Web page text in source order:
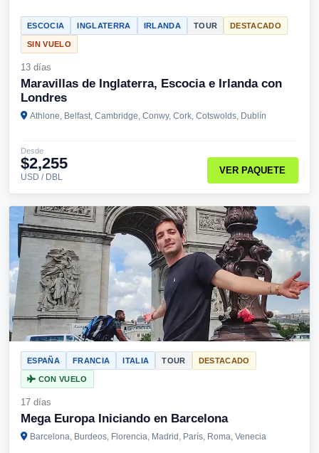
ESCOCIA INGLATERRA IRLANDA TOUR DESTACADO
SIN VUELO
13 días
Maravillas de Inglaterra, Escocia e Irlanda con
Londres
Athlone, Belfast, Cambridge, Conwy, Cork, Cotswolds, Dublín
Desde
$2,255
USD / DBL
VER PAQUETE
ESPAÑA FRANCIA ITALIA TOUR DESTACADO
CON VUELO
17 días
Mega Europa Iniciando en Barcelona
Barcelona, Burdeos, Florencia, Madrid, París, Roma, Venecia